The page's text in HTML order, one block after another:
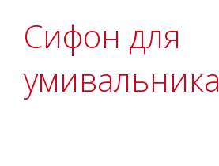
Сифон для
умивальника